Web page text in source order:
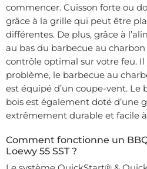
commencer. Cuisson forte ou
grâce à la grille qui peut être
différentes. De plus, grâce à
au bas du barbecue au
contrôle optimal sur votre feu.
problème, le barbecue au
est équipé d’un coupe-vent. Le
bois est également doté d’une
extrêmement durable et facile
Comment fonctionne un
Loewy 55 SST ?